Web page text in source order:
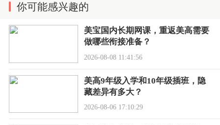
你可能感兴趣的
美宝国内长期网课，重返美高需要
做哪些衔接准备？
2026-08-08 11:41:56
美高9年级入学和10年级插班，隐
藏差异有多大？
2026-08-06 17:10:29